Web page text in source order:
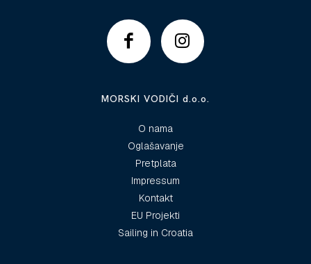
MORSKI VODIČI d.o.o.
O nama
Oglašavanje
Pretplata
Impressum
Kontakt
EU Projekti
Sailing in Croatia